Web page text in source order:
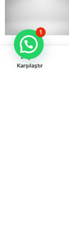
Karşılaştır
1